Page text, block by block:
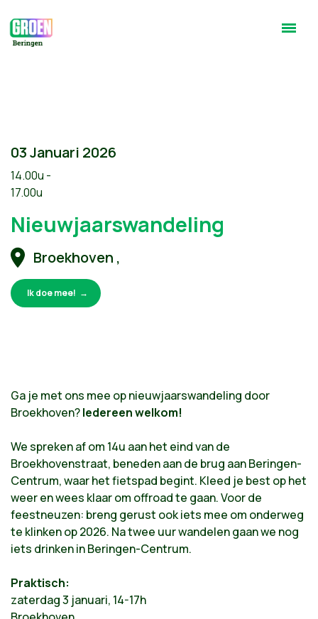
03 Januari 2026
14.00u -
17.00u
Nieuwjaarswandeling
Broekhoven ,
Ik doe mee!
Ga je met ons mee op nieuwjaarswandeling door
Broekhoven?Iedereen welkom!
We spreken af om 14u aan het eind van de
Broekhovenstraat, beneden aan de brug aan Beringen-
Centrum, waar het fietspad begint. Kleed je best op het
weer en wees klaar om offroad te gaan. Voor de
feestneuzen: breng gerust ook iets mee om onderweg
te klinken op 2026. Na twee uur wandelen gaan we nog
iets drinken in Beringen-Centrum.
Praktisch:
zaterdag 3 januari, 14-17h